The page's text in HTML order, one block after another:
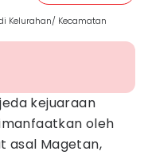
Kelurahan/ Kecamatan
kejuaraan
oleh
asal Magetan,